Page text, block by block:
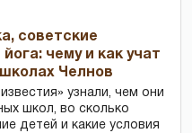
советские
йога: чему и как учат
Челнов
узнали, чем они
школ, во сколько
детей и какие условия